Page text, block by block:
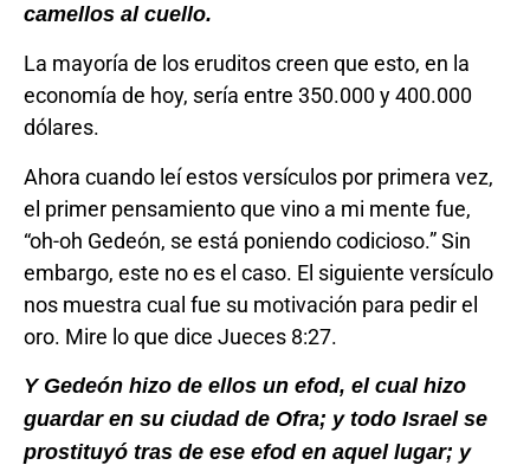
camellos al cuello.
La mayoría de los eruditos creen que esto, en la
economía de hoy, sería entre 350.000 y 400.000
dólares.
Ahora cuando leí estos versículos por primera vez,
el primer pensamiento que vino a mi mente fue,
“oh-oh Gedeón, se está poniendo codicioso.” Sin
embargo, este no es el caso. El siguiente versículo
nos muestra cual fue su motivación para pedir el
oro. Mire lo que dice Jueces 8:27.
Y Gedeón hizo de ellos un efod, el cual hizo
guardar en su ciudad de Ofra; y todo Israel se
prostituyó tras de ese efod en aquel lugar; y